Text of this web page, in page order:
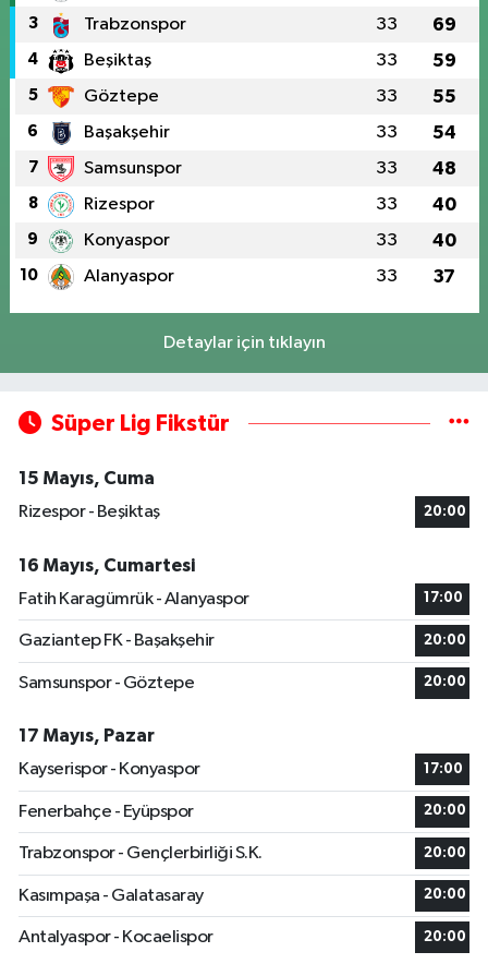
3 Trabzonspor 33 69
4 Beşiktaş 33 59
5 Göztepe 33 55
6 Başakşehir 33 54
7 Samsunspor 33 48
8 Rizespor 33 40
9 Konyaspor 33 40
10 Alanyaspor 33 37
Detaylar için tıklayın
Süper Lig Fikstür
15 Mayıs, Cuma
Rizespor - Beşiktaş
20:00
16 Mayıs, Cumartesi
Fatih Karagümrük - Alanyaspor
17:00
Gaziantep FK - Başakşehir 20:00
Samsunspor - Göztepe 20:00
17 Mayıs, Pazar
Kayserispor - Konyaspor
17:00
Fenerbahçe - Eyüpspor 20:00
Trabzonspor - Gençlerbirliği S.K. 20:00
Kasımpaşa - Galatasaray 20:00
Antalyaspor - Kocaelispor 20:00